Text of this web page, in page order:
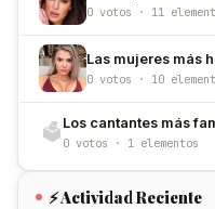
0 votos · 11
Las mujeres más
0 votos · 10
🗳️ Los cantantes más
0 votos · 1 elementos
⚡ Actividad Reciente